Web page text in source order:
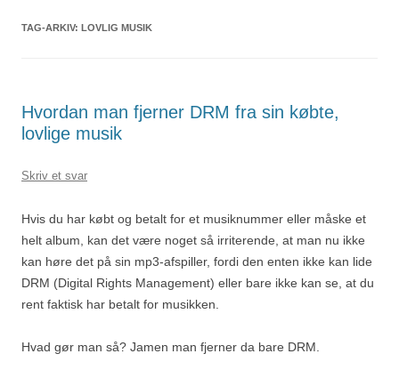
TAG-ARKIV: LOVLIG MUSIK
Hvordan man fjerner DRM fra sin købte,
lovlige musik
Skriv et svar
Hvis du har købt og betalt for et musiknummer eller måske et
helt album, kan det være noget så irriterende, at man nu ikke
kan høre det på sin mp3-afspiller, fordi den enten ikke kan lide
DRM (Digital Rights Management) eller bare ikke kan se, at du
rent faktisk har betalt for musikken.
Hvad gør man så? Jamen man fjerner da bare DRM.